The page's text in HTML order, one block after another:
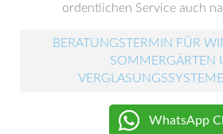
ordentlichen Service auch
BERATUNGSTERMIN FÜR
SOMMERGÄRTEN
WhatsApp